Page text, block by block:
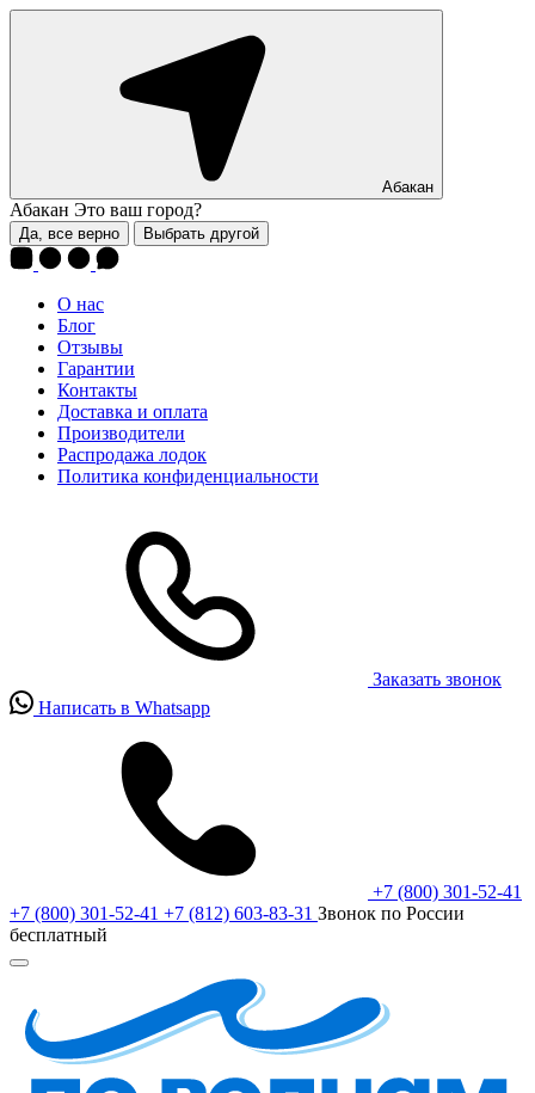
Абакан
Абакан Это ваш город?
Да, все верно Выбрать другой
О нас
Блог
Отзывы
Гарантии
Контакты
Доставка и оплата
Производители
Распродажа лодок
Политика конфиденциальности
Заказать звонок
Написать в Whatsapp
+7 (800) 301-52-41
+7 (800) 301-52-41 +7 (812) 603-83-31 Звонок по России
бесплатный